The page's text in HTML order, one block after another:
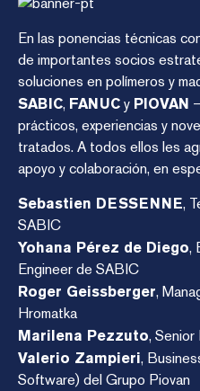
En las ponencias técnicas
de importantes socios
soluciones en polímeros y
SABIC, FANUC y PIOVAN
prácticos, experiencias y
tratados. A todos ellos les
apoyo y colaboración, en
Sebastien DESSENNE,
SABIC
Yohana Pérez de Diego,
Engineer de SABIC
Roger Geissberger,
Hromatka
Marilena Pezzuto,
Valerio Zampieri,
Software) del Grupo Piovan